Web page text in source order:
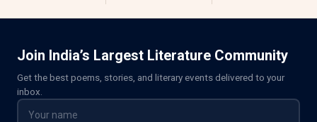
Join India’s Largest Literature Community
Get the best poems, stories, and literary events delivered to your
inbox.